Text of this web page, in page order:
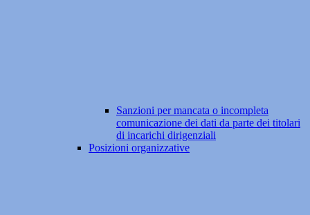
Sanzioni per mancata o incompleta
comunicazione dei dati da parte dei titolari
di incarichi dirigenziali
Posizioni organizzative